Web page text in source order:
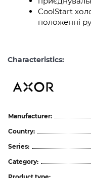
CoolStart
положенні
Characteristics:
Manufacturer:
Country:
Series:
Category: